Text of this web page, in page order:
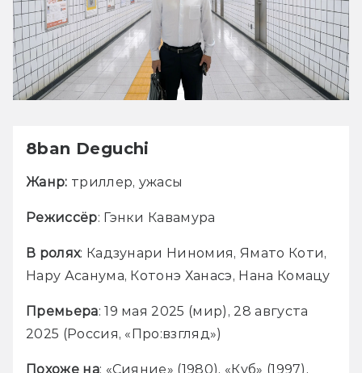
8ban Deguchi
Жанр: триллер, ужасы
Режиссёр: Гэнки Кавамура
В ролях: Кадзунари Ниномия, Ямато Коти,
Нару Асанума, Котонэ Ханасэ, Нана Комацу
Премьера: 19 мая 2025 (мир), 28 августа
2025 (Россия, «Про:взгляд»)
Похоже на: «Сияние» (1980), «Куб» (1997),